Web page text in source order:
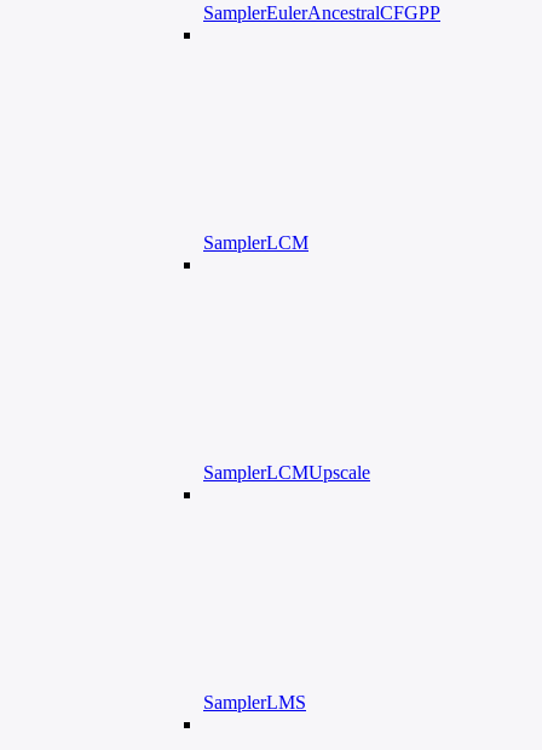
SamplerEulerAncestralCFGPP
SamplerLCM
SamplerLCMUpscale
SamplerLMS